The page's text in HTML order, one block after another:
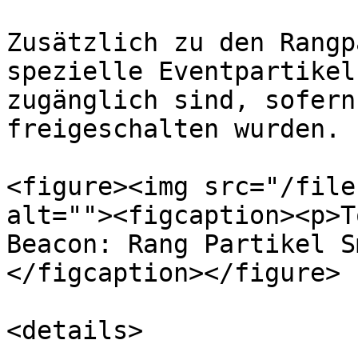
Zusätzlich zu den
spezielle
zugänglich sind,
freigeschalten wurden.
<figure><img src="/files/
Beacon: Rang Partikel
</figcaption></figure>
<details>